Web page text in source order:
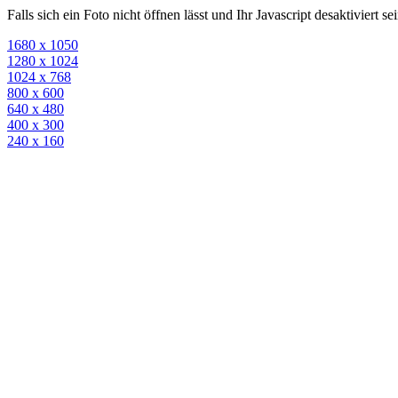
Falls sich ein Foto nicht öffnen lässt und Ihr Javascript desaktiviert
1680 x 1050
1280 x 1024
1024 x 768
800 x 600
640 x 480
400 x 300
240 x 160